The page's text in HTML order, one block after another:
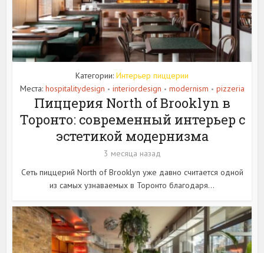
Категории: Интерьер пиццерии
Места: hospitalitydesign • interiordesign • modernism • pizzeria
Пиццерия North of Brooklyn в
Торонто: современный интерьер с
эстетикой модернизма
3 месяца назад
Сеть пиццерий North of Brooklyn уже давно считается одной
из самых узнаваемых в Торонто благодаря...